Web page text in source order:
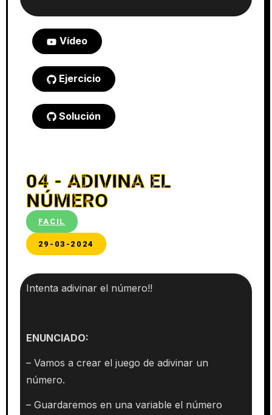
Vídeo
Ejercicio
Solución
04 - ADIVINA EL
NÚMERO
FACIL
29-03-2024
Intenta adivinar el número!!
ENUNCIADO:
– Vamos a crear el juego de adivinar un
número.
– Guardaremos en una variable el número